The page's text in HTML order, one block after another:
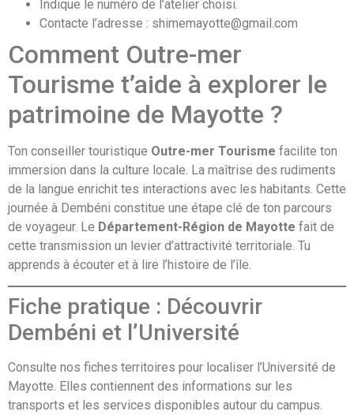
Indique le numéro de l’atelier choisi.
Contacte l’adresse : shimemayotte@gmail.com
Comment Outre-mer
Tourisme t’aide à explorer le
patrimoine de Mayotte ?
Ton conseiller touristique Outre-mer Tourisme facilite ton
immersion dans la culture locale. La maîtrise des rudiments
de la langue enrichit tes interactions avec les habitants. Cette
journée à Dembéni constitue une étape clé de ton parcours
de voyageur. Le Département-Région de Mayotte fait de
cette transmission un levier d’attractivité territoriale. Tu
apprends à écouter et à lire l’histoire de l’île.
Fiche pratique : Découvrir
Dembéni et l’Université
Consulte nos fiches territoires pour localiser l’Université de
Mayotte. Elles contiennent des informations sur les
transports et les services disponibles autour du campus.